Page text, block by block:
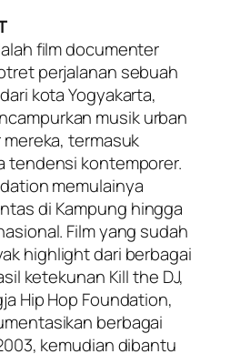
film documenter
perjalanan sebuah
kota Yogyakarta,
musik urban
termasuk
tendensi kontemporer.
memulainya
di Kampung hingga
Film yang sudah
highlight dari berbagai
ketekunan Kill the DJ,
Hip Hop Foundation,
berbagai
kemudian dibantu